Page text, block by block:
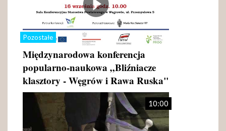
Pozostałe
Międzynarodowa konferencja
popularno-naukowa „Bliźniacze
klasztory - Węgrów i Rawa Ruska"
10:00